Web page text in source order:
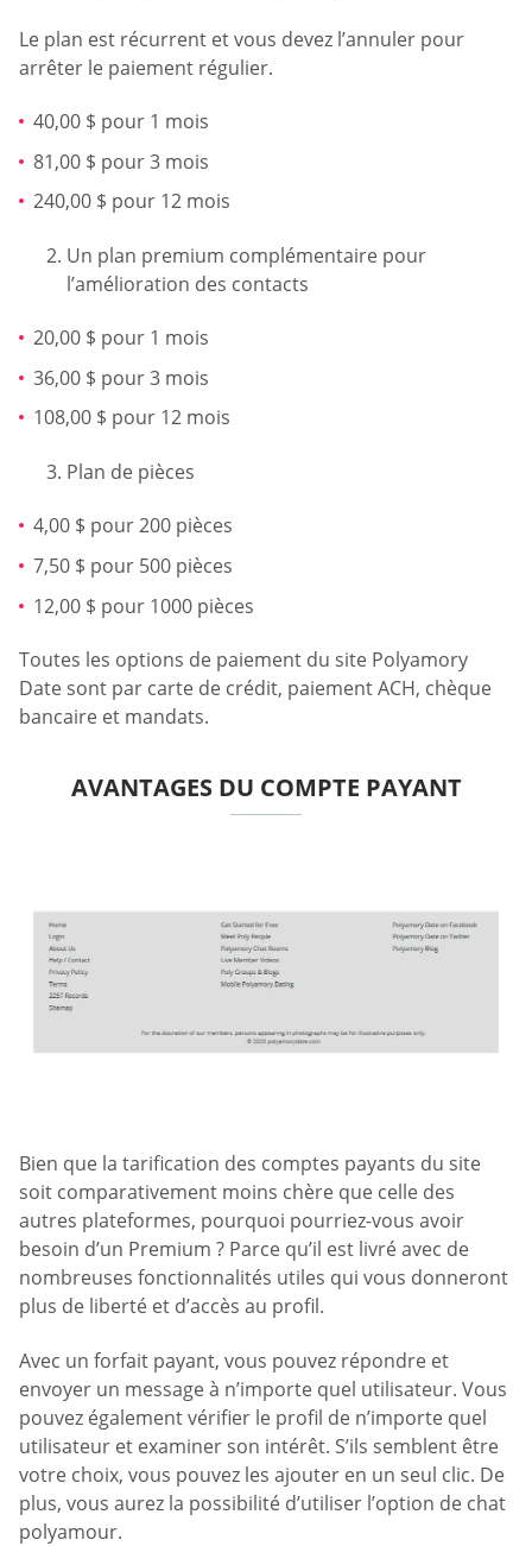
Le plan est récurrent et vous devez l’annuler pour
arrêter le paiement régulier.
40,00 $ pour 1 mois
81,00 $ pour 3 mois
240,00 $ pour 12 mois
Un plan premium complémentaire pour
l’amélioration des contacts
20,00 $ pour 1 mois
36,00 $ pour 3 mois
108,00 $ pour 12 mois
Plan de pièces
4,00 $ pour 200 pièces
7,50 $ pour 500 pièces
12,00 $ pour 1000 pièces
Toutes les options de paiement du site Polyamory
Date sont par carte de crédit, paiement ACH, chèque
bancaire et mandats.
AVANTAGES DU COMPTE PAYANT
Bien que la tarification des comptes payants du site
soit comparativement moins chère que celle des
autres plateformes, pourquoi pourriez-vous avoir
besoin d’un Premium ? Parce qu’il est livré avec de
nombreuses fonctionnalités utiles qui vous donneront
plus de liberté et d’accès au profil.
Avec un forfait payant, vous pouvez répondre et
envoyer un message à n’importe quel utilisateur. Vous
pouvez également vérifier le profil de n’importe quel
utilisateur et examiner son intérêt. S’ils semblent être
votre choix, vous pouvez les ajouter en un seul clic. De
plus, vous aurez la possibilité d’utiliser l’option de chat
polyamour.